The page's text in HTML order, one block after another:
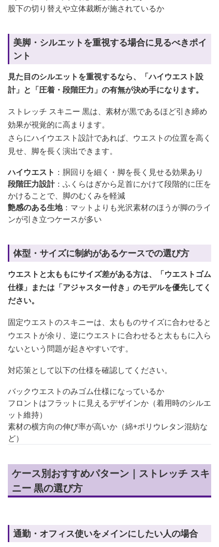
股下の切り替えや立体裁断が施されているか
美脚・シルエットを重視する場合に見るべきポイ
ント
見た目のシルエットを重視するなら、「ハイウエスト設
計」と「圧着・段階圧力」の有無が決め手になります。
ストレッチ スキニー 黒は、素材が黒であるほど引き締め
効果が視覚的に高まります。
さらにハイウエスト設計であれば、ウエストの位置を高く
見せ、脚を長く演出できます。
ハイウエスト ：胴回りを細く・脚を長く見せる効果あり
段階圧力設計：ふくらはぎから足首にかけて段階的に圧を
かけることで、脚のむくみを軽減
艶感のある生地：マットよりも光沢素材のほうが脚のライ
ンが引き立つケースが多い
体型・サイズに制約があるケースでの選び方
ウエストと太ももにサイズ差がある方は、「ウエストゴム
仕様」または「アジャスター付き」のモデルを優先してく
ださい。
固定ウエストのスキニーは、太もものサイズに合わせると
ウエストが余り、逆にウエストに合わせると太ももに入ら
ないという問題が起きやすいです。
対応策として以下の仕様を確認してください。
バックウエストのみゴム仕様になっているか
フロントはフラットに見えるデザインか（着用時のシルエ
ット維持）
素材の横方向の伸び率が高いか（綿+ポリウレタン混紡な
ど）
ケース別おすすめパターン｜ストレッチ スキ
ニー 黒の選び方
通勤・オフィス使いをメインにしたい人の場合